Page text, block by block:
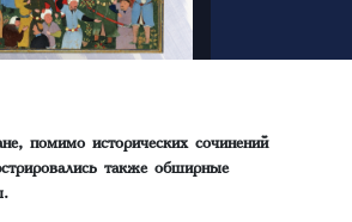
помимо исторических сочинений
также обширные